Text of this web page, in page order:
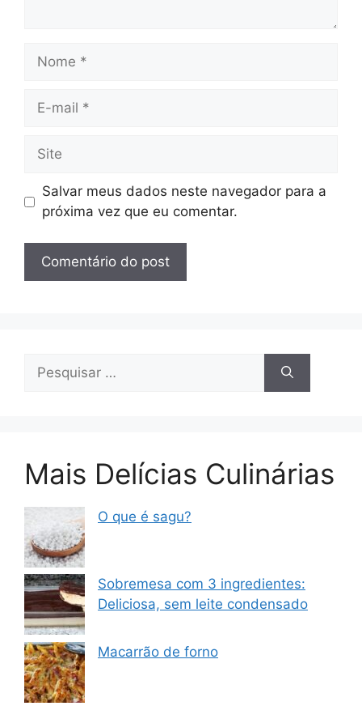
Nome
Site
Salvar meus dados neste navegador para a
próxima vez que eu comentar.
por:
Mais Delícias Culinárias
O que é sagu?
Sobremesa com 3 ingredientes:
Deliciosa, sem leite condensado
Macarrão de forno